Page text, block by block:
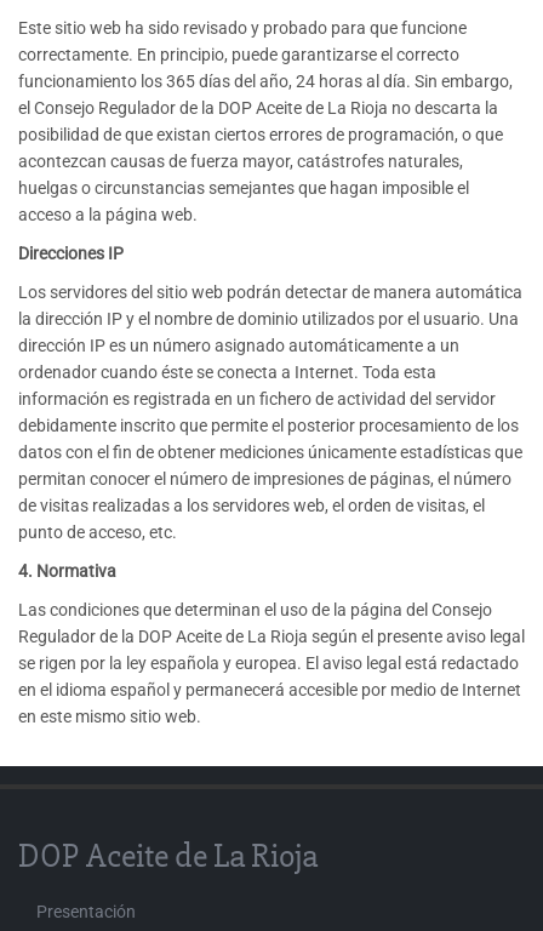
Este sitio web ha sido revisado y probado para que funcione
correctamente. En principio, puede garantizarse el correcto
funcionamiento los 365 días del año, 24 horas al día. Sin embargo,
el Consejo Regulador de la DOP Aceite de La Rioja no descarta la
posibilidad de que existan ciertos errores de programación, o que
acontezcan causas de fuerza mayor, catástrofes naturales,
huelgas o circunstancias semejantes que hagan imposible el
acceso a la página web.
Direcciones IP
Los servidores del sitio web podrán detectar de manera automática
la dirección IP y el nombre de dominio utilizados por el usuario. Una
dirección IP es un número asignado automáticamente a un
ordenador cuando éste se conecta a Internet. Toda esta
información es registrada en un fichero de actividad del servidor
debidamente inscrito que permite el posterior procesamiento de los
datos con el fin de obtener mediciones únicamente estadísticas que
permitan conocer el número de impresiones de páginas, el número
de visitas realizadas a los servidores web, el orden de visitas, el
punto de acceso, etc.
4. Normativa
Las condiciones que determinan el uso de la página del Consejo
Regulador de la DOP Aceite de La Rioja según el presente aviso legal
se rigen por la ley española y europea. El aviso legal está redactado
en el idioma español y permanecerá accesible por medio de Internet
en este mismo sitio web.
DOP Aceite de La Rioja
Presentación